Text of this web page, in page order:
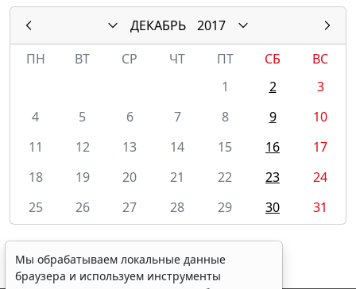
ДЕКАБРЬ
2017
ПН
ВТ СР ЧТ ПТ СБ
ВС
1
2
3
4
5 6 7 8 9
10
11
12 13 14 15 16
17
18
19 20 21 22 23
24
25
26 27 28 29 30 31
Мы обрабатываем локальные данные
браузера и используем инструменты